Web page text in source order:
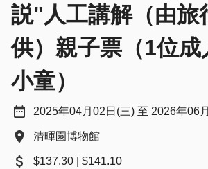
説"人工講解（由旅
供）親子票（1位成
小童）
2025年04月02日(三) 至 2026年06
清暉園博物館
$137.30 | $141.10